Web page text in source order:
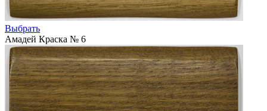
Выбрать
Амадей Краска № 6